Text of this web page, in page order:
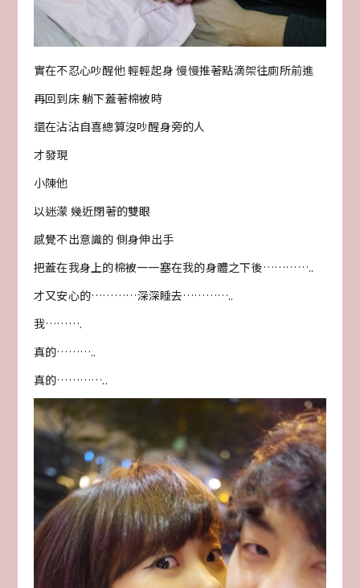
實在不忍心吵醒他 輕輕起身 慢慢推著點滴架往廁所前進
再回到床 躺下蓋著棉被時
還在沾沾自喜總算沒吵醒身旁的人
才發現
小陳他
以迷濛 幾近閉著的雙眼
感覺不出意識的 側身伸出手
把蓋在我身上的棉被一一塞在我的身體之下後…………..
才又安心的…………深深睡去…………..
我……….
真的………..
真的…………..